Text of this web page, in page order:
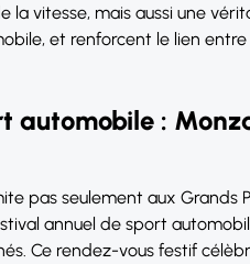
la vitesse, mais aussi une
et renforcent le lien
automobile :
pas seulement aux Grands
annuel de sport
Ce rendez-vous festif